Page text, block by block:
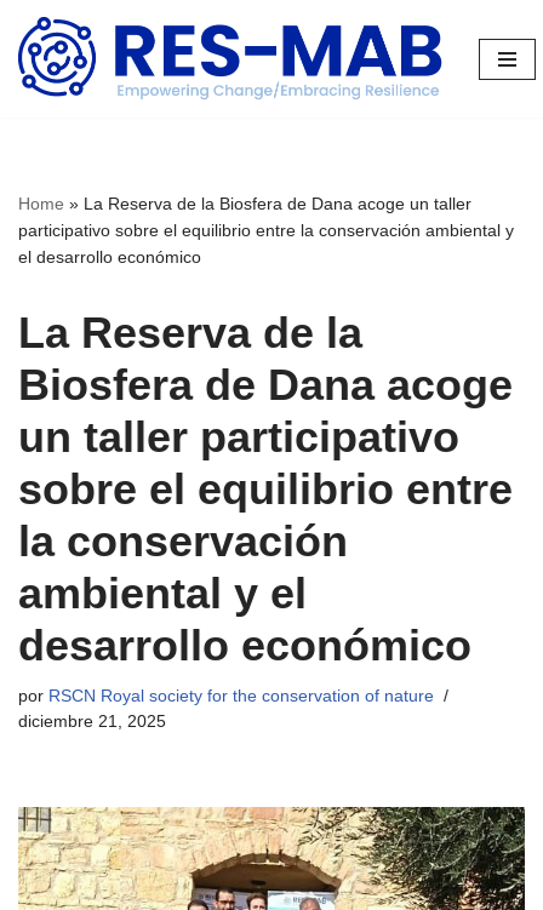
Saltar
al
Home » La Reserva de la Biosfera de Dana acoge un taller
participativo sobre el equilibrio entre la conservación ambiental y
el desarrollo económico
La Reserva de la
Biosfera de Dana acoge
un taller participativo
sobre el equilibrio entre
la conservación
ambiental y el
desarrollo económico
por RSCN Royal society for the conservation of nature
diciembre 21, 2025